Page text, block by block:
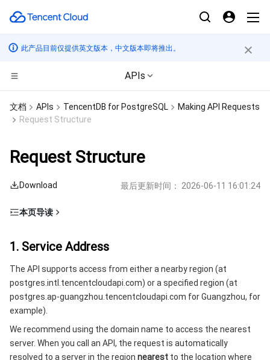
此产品目前仅提供英文版本，中文版本即将推出。
APIs
CDN与边缘平台
边缘安全加速平台 EO
内容分发网络 CDN
全站加速网络
DDoS 防护
安全加速 SCDN
多网聚合加速（腾讯云聚通）
计算
云服务器
轻量应用服务器
裸金属云服务器
GPU 云服务器
专用宿主机
弹性伸缩
自动化助手
高性能计算
批量计算
高性能计算集群
边缘计算
边缘计算机器
容器
容器服务
服务网格
容器镜像服务
云原生分布式云中心
分布式云
本地专用集群
边缘可用区
专属可用区
微服务
弹性微服务
API 网关
Serverless
云函数
基础存储服务
文档 APIs TencentDB for PostgreSQL
Making API Requests
Request Structure
Request Structure
Download 最后更新时间： 2026-06-11 16:01:24
本页导读
2. Communications Protocol
3. Request Methods
4. Character Encoding
1. Service Address
The API supports access from either a nearby region (at
postgres.intl.tencentcloudapi.com) or a specified region (at
postgres.ap-guangzhou.tencentcloudapi.com for Guangzhou, for
example).
We recommend using the domain name to access the nearest
server. When you call an API, the request is automatically
resolved to a server in the region nearest to the location where